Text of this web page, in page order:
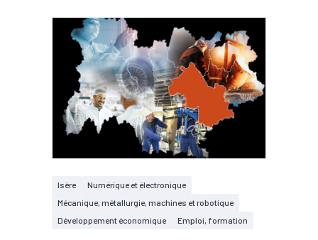
Isère
Numérique et électronique
Mécanique, métallurgie, machines et robotique
Développement économique
Emploi, formation